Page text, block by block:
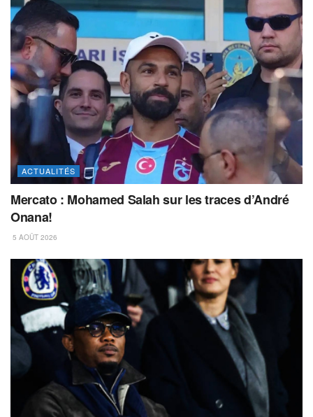
ACTUALITÉS
Mercato : Mohamed Salah sur les traces d’André
Onana!
5 AOÛT 2026